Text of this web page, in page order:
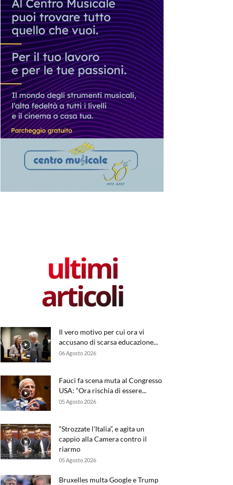
ultimi
articoli
Il vero motivo per cui ora vi
accusano di scarsa educazione...
06 Agosto 2026
Fauci fa scena muta al Congresso
USA: “Ora rischia di essere...
05 Agosto 2026
“Strozzate l’Italia”, e agita un
cappio alla Camera contro il
riarmo
05 Agosto 2026
Bruxelles multa Google e Trump